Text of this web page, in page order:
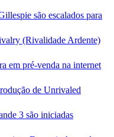
são escalados para
(Rivalidade Ardente)
em pré-venda na internet
de Unrivaled
3 são iniciadas